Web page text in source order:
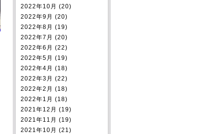
2022年10月 (20)
2022年9月 (20)
2022年8月 (19)
2022年7月 (20)
2022年6月 (22)
2022年5月 (19)
2022年4月 (18)
2022年3月 (22)
2022年2月 (18)
2022年1月 (18)
2021年12月 (19)
2021年11月 (19)
2021年10月 (21)